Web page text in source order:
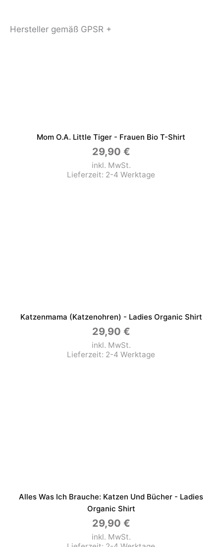
Hersteller gemäß GPSR +
Mom O.a. Little Tiger - Frauen Bio T-Shirt
29,90 €
inkl. MwSt.
Lieferzeit: 2-4 Werktage
Katzenmama (Katzenohren) - Ladies Organic Shirt
29,90 €
inkl. MwSt.
Lieferzeit: 2-4 Werktage
Alles Was Ich Brauche: Katzen Und Bücher - Ladies
Organic Shirt
29,90 €
inkl. MwSt.